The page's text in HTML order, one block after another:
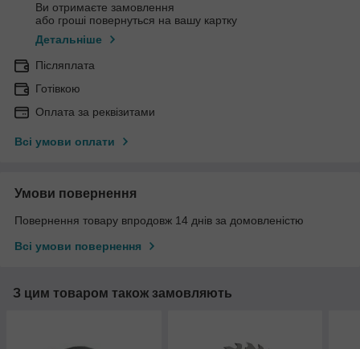
Ви отримаєте замовлення
або гроші повернуться на вашу картку
Детальніше
Післяплата
Готівкою
Оплата за реквізитами
Всі умови оплати
Умови повернення
Повернення товару впродовж 14 днів за домовленістю
Всі умови повернення
З цим товаром також замовляють